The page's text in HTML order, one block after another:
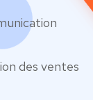
des ventes